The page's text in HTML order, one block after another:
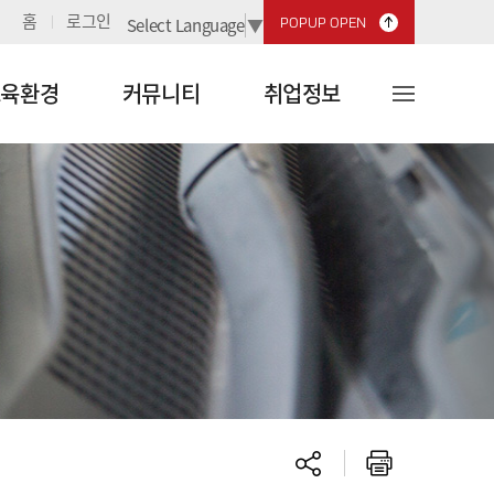
홈 로그인 Select Language▼ POPUP OPEN
환경 커뮤니티 취업정보